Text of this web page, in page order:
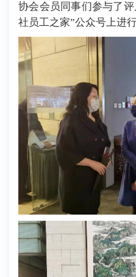
协会会员同事们参与了
社员工之家”公众号上进